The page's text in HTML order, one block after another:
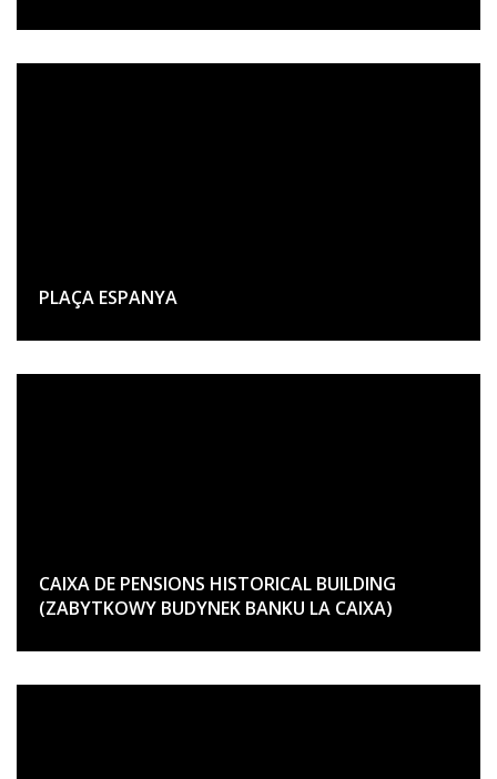
PLAÇA ESPANYA
CAIXA DE PENSIONS HISTORICAL BUILDING
(ZABYTKOWY BUDYNEK BANKU LA CAIXA)